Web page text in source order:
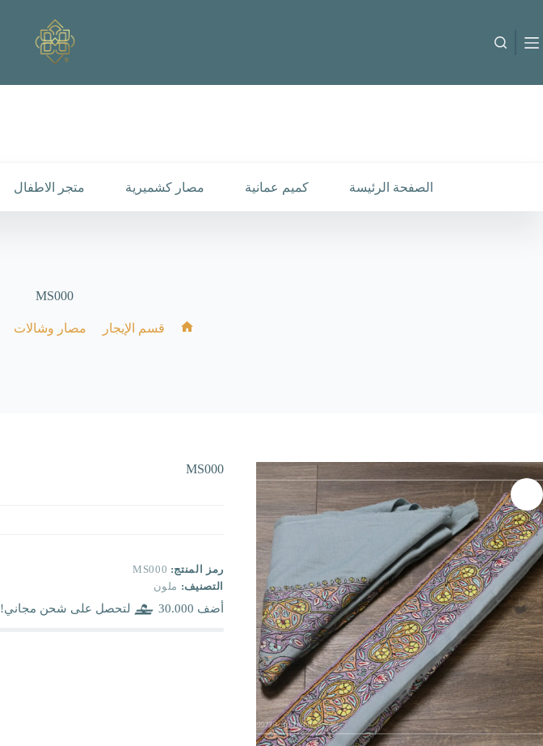
المحتوى
الصفحة الرئيسة كميم عمانية مصار كشميرية متجر الاطفال
MS000
قسم الإيجار مصار وشالات
MS000
رمز المنتج: MS000
التصنيف: ملون
أضف 30.000 لتحصل على شحن مجاني!